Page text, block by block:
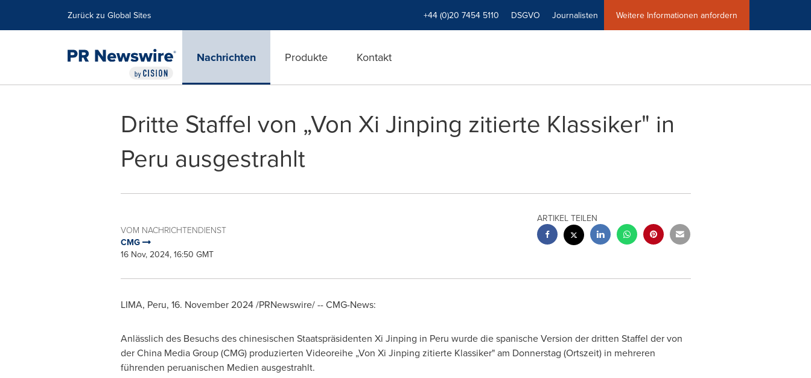
Zurück zu Global Sites +44 (0)20 7454 5110 DSGVO Journalisten Weitere Informationen anfordern
Nachrichten Produkte Kontakt
Dritte Staffel von „Von Xi Jinping zitierte Klassiker" in
Peru ausgestrahlt
VOM NACHRICHTENDIENST
CMG
16 Nov, 2024, 16:50 GMT
ARTIKEL TEILEN
LIMA, Peru, 16. November 2024/PRNewswire/ --CMG-News:
Anlässlich des Besuchs des chinesischen Staatspräsidenten Xi Jinping in Peru wurde die spanische Version der dritten Staffel der von
der China Media Group (CMG) produzierten Videoreihe „Von Xi Jinping zitierte Klassiker" am Donnerstag (Ortszeit) in mehreren
führenden peruanischen Medien ausgestrahlt.